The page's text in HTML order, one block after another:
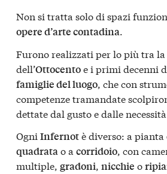
Non si tratta solo di spazi
opere d’arte contadina.
Furono realizzati per lo più tra la
dell’Ottocentoe i primi decenni
famiglie del luogo , che con
competenze tramandate
dettate dal gusto e dalle
Ogni Infernotè diverso: a pianta
quadratao a corridoio, con
multiple, gradoni, nicchie o